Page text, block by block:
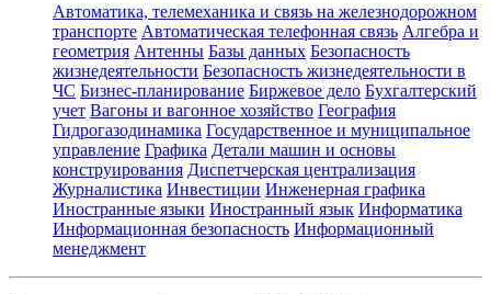
Автоматика, телемеханика и связь на железнодорожном
транспорте Автоматическая телефонная связь Алгебра и
геометрия Антенны Базы данных Безопасность
жизнедеятельности Безопасность жизнедеятельности в
ЧС Бизнес-планирование Биржевое дело Бухгалтерский
учет Вагоны и вагонное хозяйство География
Гидрогазодинамика Государственное и муниципальное
управление Графика Детали машин и основы
конструирования Диспетчерская централизация
Журналистика Инвестиции Инженерная графика
Иностранные языки Иностранный язык Информатика
Информационная безопасность Информационный
менеджмент